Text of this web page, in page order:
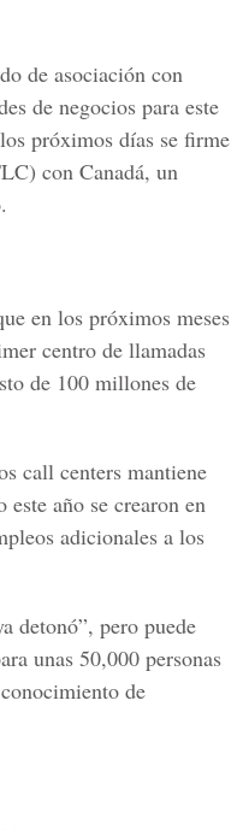
de asociación con
de negocios para este
próximos días se firme
con Canadá, un
en los próximos meses
centro de llamadas
de 100 millones de
call centers mantiene
año se crearon en
adicionales a los
detonó”, pero puede
unas 50,000 personas
de